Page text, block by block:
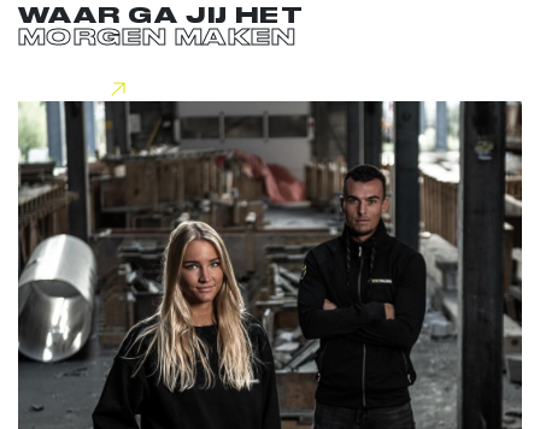
WAAR GA JIJ HET
MORGEN MAKEN